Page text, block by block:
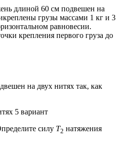
длиной 60 см подвешен на
грузы массами 1 кг и 3
равновесии.
крепления первого груза до
на двух нитях так, как
силу Т2 натяжения